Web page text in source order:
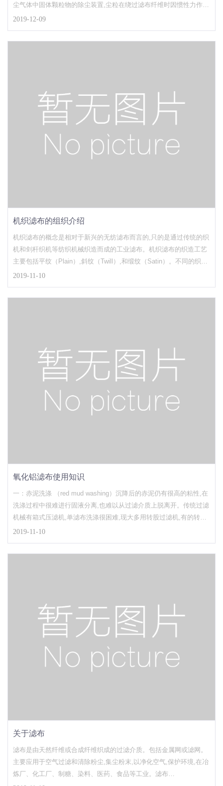
尘气体中固体颗粒物的除尘装置,尘粒在绕过滤布纤维时因惯性力作用
与纤维碰撞而被拦截,细微的尘粒(粒径为1微米或更小)则受气体分子冲
朗运动的自由路径,尘粒便与纤维碰撞接触而
2019-12-09
机织滤布的组织介绍
机织滤布的概念是相对于新兴的无纺滤布而言的,只的是通过传统的织
机和剑杆织机等纺织机械织造而成的工业滤布。机织滤布的织造工艺
主要包括平纹（Plain）,斜纹（Twill）,和缎纹（Satin）。不同的织造
工艺对于滤布成品的性能是有影响的,尽管原料是相同的。滤布织造工
交替浮于每根经线之上,然后沉于另一根经线之下,织成的滤布在无几
2019-11-10
氧化铝滤布使用知识
一：赤泥洗涤 （red mud washing）沉降后的赤泥仍有很高的粘性,在
洗涤过程中很难进行固液分离,也难以从过滤介质上脱离开。传统过滤
机械有箱式压滤机,单滤布洗涤很困难,现大多用转股过滤机,有的转鼓
过滤机采用外加后辊方式来卸去滤饼,洗涤与分离效果较理想,也有厂
家采用水平真空带滤机,但效果并不理想。在滤布的选用上大多数是单
丝丙纶滤布,网孔在30-50um
2019-11-10
关于滤布
滤布是由天然纤维或合成纤维织成的过滤介质。包括金属网或滤网。
主要应用于空气过滤和清除粉尘,集尘粉末,以净化空气,保护环境,在冶
炼厂、化工厂、制糖、染料、医药、食品等工业。滤布